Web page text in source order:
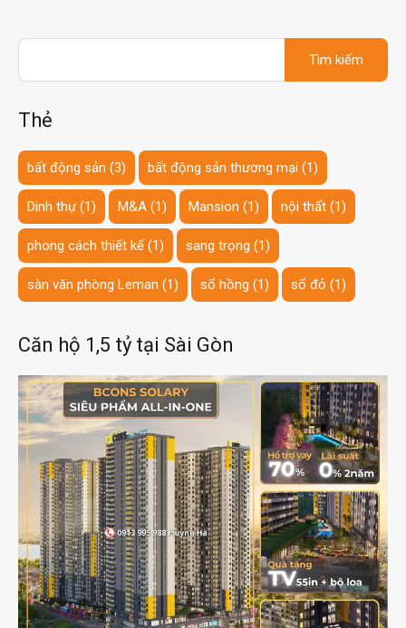
kiếm
cho:
Thẻ
bất động sản (3) bất động sản thương mại (1)
Dinh thự(1) M&A (1) Mansion (1) nội thất (1)
phong cách thiết kế(1) sang trọng (1)
sàn văn phòng Leman (1) sổ hồng (1) sổ đỏ (1)
Căn hộ 1,5 tỷ tại Sài Gòn